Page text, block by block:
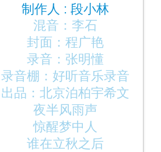
制作人 : 段小林
混音：李石
封面：程广艳
录音：张明懂
录音棚：好听音乐录音
棚
出品：北京泊柏宇希文
化有限公司
夜半风雨声
惊醒梦中人
谁在立秋之后